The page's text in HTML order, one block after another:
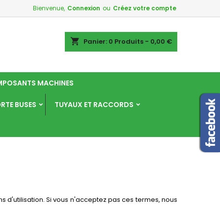
Bienvenue, Connexion ou Créez votre compte
shopping_cart Panier: 0 Produits - 0,00 €
MACHINES
BUSES TUYAUX ET RACCORDS
d'utilisation. Si vous n'acceptez pas ces termes, nous